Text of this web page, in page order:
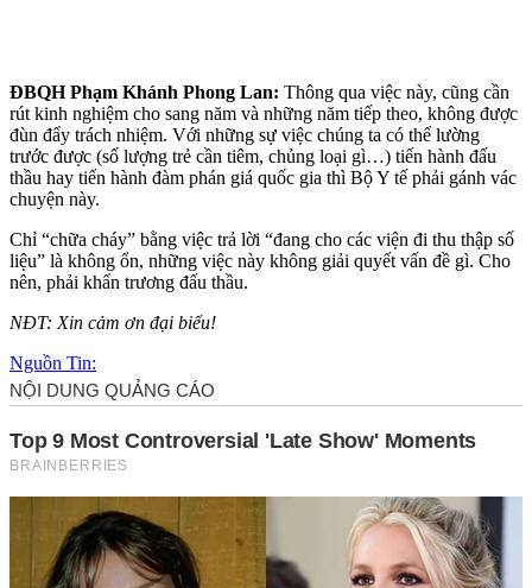
ĐBQH Phạm Khánh Phong Lan: Thông qua việc này, cũng cần
rút kinh nghiệm cho sang năm và những năm tiếp theo, không được
đùn đẩy trách nhiệm. Với những sự việc chúng ta có thể lường
trước được (số lượng trẻ cần tiêm, chủng loại gì…) tiến hành đấu
thầu hay tiến hành đàm phán giá quốc gia thì Bộ Y tế phải gánh vác
chuyện này.
Chỉ “chữa cháy” bằng việc trả lời “đang cho các viện đi thu thập số
liệu” là không ổn, những việc này không giải quyết vấn đề gì. Cho
nên, phải khẩn trương đấu thầu.
NĐT: Xin cảm ơn đại biểu!
Nguồn Tin: